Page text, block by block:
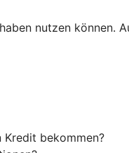
nutzen
Kredit bekommen?